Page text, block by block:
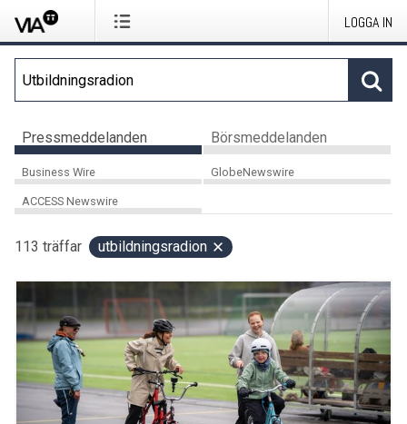
LOGGA IN
Pressmeddelanden Börsmeddelanden
Business Wire GlobeNewswire
ACCESS Newswire
113 träffar utbildningsradion